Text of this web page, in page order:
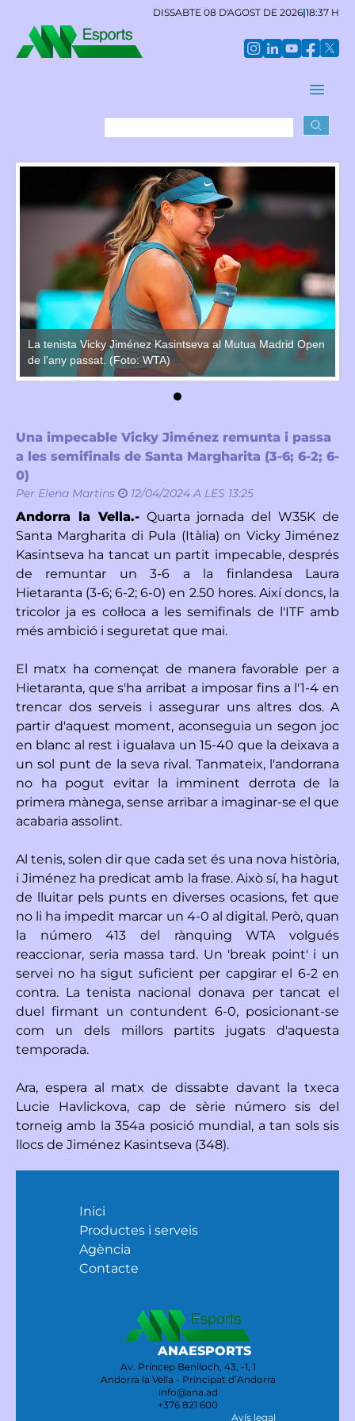
DISSABTE 08 D'AGOST DE 2026|18:37 H
La tenista Vicky Jiménez Kasintseva al Mutua Madrid Open
de l'any passat. (Foto: WTA)
Una impecable Vicky Jiménez remunta i passa
a les semifinals de Santa Margharita (3-6; 6-2; 6-
0)
Per Elena Martins 12/04/2024 A LES 13:25
Andorra la Vella.-Quarta jornada del W35K de
Santa Margharita di Pula (Itàlia) on Vicky Jiménez
Kasintseva ha tancat un partit impecable, després
de remuntar un 3-6 a la finlandesa Laura
Hietaranta (3-6; 6-2; 6-0) en 2.50 hores. Així doncs, la
tricolor ja es col·loca a les semifinals de l'ITF amb
més ambició i seguretat que mai.
El matx ha començat de manera favorable per a
Hietaranta, que s'ha arribat a imposar fins a l'1-4 en
trencar dos serveis i assegurar uns altres dos. A
partir d'aquest moment, aconseguia un segon joc
en blanc al rest i igualava un 15-40 que la deixava a
un sol punt de la seva rival. Tanmateix, l'andorrana
no ha pogut evitar la imminent derrota de la
primera mànega, sense arribar a imaginar-se el que
acabaria assolint.
Al tenis, solen dir que cada set és una nova història,
i Jiménez ha predicat amb la frase. Això sí, ha hagut
de lluitar pels punts en diverses ocasions, fet que
no li ha impedit marcar un 4-0 al digital. Però, quan
la número 413 del rànquing WTA volgués
reaccionar, seria massa tard. Un 'break point' i un
servei no ha sigut suficient per capgirar el 6-2 en
contra. La tenista nacional donava per tancat el
duel firmant un contundent 6-0, posicionant-se
com un dels millors partits jugats d'aquesta
temporada.
Ara, espera al matx de dissabte davant la txeca
Lucie Havlickova, cap de sèrie número sis del
torneig amb la 354a posició mundial, a tan sols sis
llocs de Jiménez Kasintseva (348).
Inici
Productes i serveis
Agència
Contacte
ANAESPORTS
Av. Príncep Benlloch, 43, -1, 1
Andorra la Vella - Principat d’Andorra
info@ana.ad
+376 821 600
Avís legal